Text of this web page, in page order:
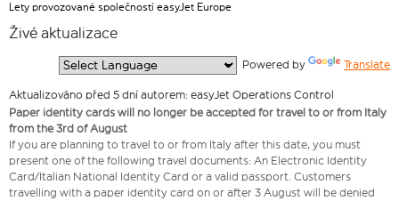
Lety provozované společností easyJet Europe
Živé aktualizace
Powered by Translate
Aktualizováno před 5 dní autorem: easyJet Operations Control
Paper identity cards will no longer be accepted for travel to or from Italy
from the 3rd of August
If you are planning to travel to or from Italy after this date, you must
present one of the following travel documents: An Electronic Identity
Card/Italian National Identity Card or a valid passport. Customers
travelling with a paper identity card on or after 3 August will be denied